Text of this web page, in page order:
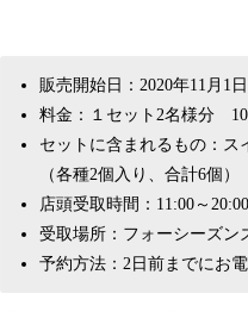
販売開始日：2020年11月1日
料金：１セット2名様分
セットに含まれるもの：ス
（各種2個入り、合計6個）
店頭受取時間：11:00～20:00
受取場所：フォーシーズ
予約方法：2日前までにお